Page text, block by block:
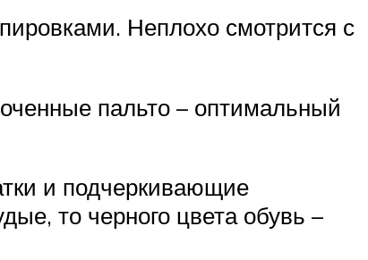
Неплохо смотрится с
пальто – оптимальный
и подчеркивающие
то черного цвета обувь –